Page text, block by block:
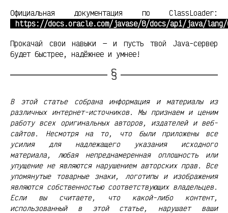
Официальная документация по ClassLoader:
https://docs.oracle.com/javase/8/docs/api/java/lang/
Прокачай свои навыки — и пусть твой Java-сервер
будет быстрее, надёжнее и умнее!
В этой статье собрана информация и материалы из
различных интернет-источников. Мы признаем и ценим
работу всех оригинальных авторов, издателей и веб-
сайтов. Несмотря на то, что были приложены все
усилия для надлежащего указания исходного
материала, любая непреднамеренная оплошность или
упущение не являются нарушением авторских прав. Все
упомянутые товарные знаки, логотипы и изображения
являются собственностью соответствующих владельцев.
Если вы считаете, что какой-либо контент,
использованный в этой статье, нарушает ваши